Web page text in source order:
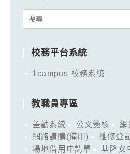
Search
校務平台系統
1campus 校務系統
教職員專區
差勤系統 公文簽核
網
網路請購(備用)
維修登
場地借用申請單
基隆女